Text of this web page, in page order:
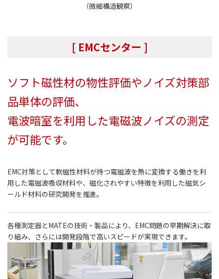
（微細構造観察）
[ EMCセンター ]
ソフト磁性材の物性評価やノイズ対策部
品単体の評価、
電波暗室を利用した電磁波ノイズの測定
が可能です。
EMC対策として軟磁性材料が持つ電磁波を熱に変換する働きを利
用した電磁波吸収材料や、磁化されやすい特徴を利用した磁気シ
ールド材料の研究開発を推進。
各種測定器とMATEの技術・製品により、EMC問題の早期解決に取
り組み、さらには開発段階で高いスピードが実現できます。